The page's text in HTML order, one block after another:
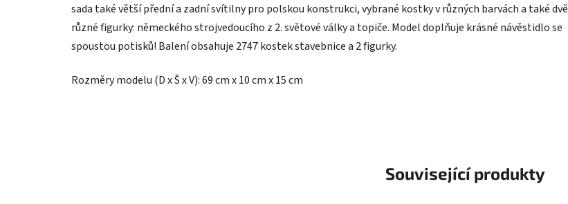
sada také větší přední a zadní svítilny pro polskou konstrukci, vybrané kostky v různých barvách a také dvě
různé figurky: německého strojvedoucího z 2. světové války a topiče. Model doplňuje krásné návěstidlo se
spoustou potisků! Balení obsahuje 2747 kostek stavebnice a 2 figurky.
Rozměry modelu (D x Š x V): 69 cm x 10 cm x 15 cm
Související produkty